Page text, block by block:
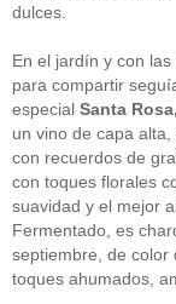
Murcia
quesos(3)
Restaurantes
rutas de tapas
(2)
Setas(1)
Sin categoría(348)
solidaridad(1)
tapas (2)
" ALT="RSS" />
RSS - Entradas
dulces.
En el jardín y con
para compartir
especial Santa Rosa,
un vino de capa
con recuerdos de
con toques florales
suavidad y el mejor
Fermentado, es
septiembre, de color
toques ahumados,